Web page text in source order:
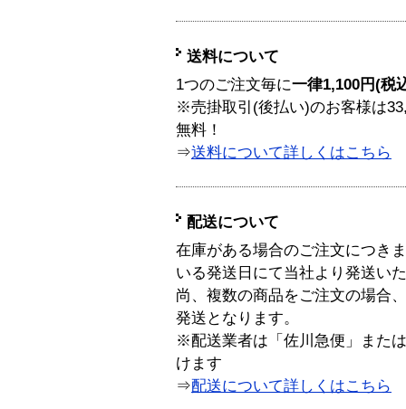
送料について
1つのご注文毎に一律1,100円(税
※売掛取引(後払い)のお客様は
無料！
⇒送料について詳しくはこちら
配送について
在庫がある場合のご注文につき
いる発送日にて当社より発送い
尚、複数の商品をご注文の場合
発送となります。
※配送業者は「佐川急便」また
けます
⇒配送について詳しくはこちら